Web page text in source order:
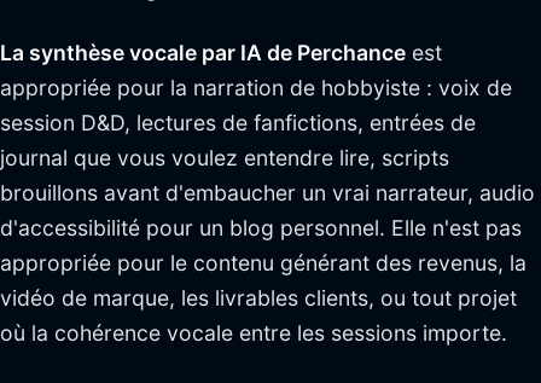
La synthèse vocale par IA de Perchance est
appropriée pour la narration de hobbyiste : voix de
session D&D, lectures de fanfictions, entrées de
journal que vous voulez entendre lire, scripts
brouillons avant d'embaucher un vrai narrateur, audio
d'accessibilité pour un blog personnel. Elle n'est pas
appropriée pour le contenu générant des revenus, la
vidéo de marque, les livrables clients, ou tout projet
où la cohérence vocale entre les sessions importe.